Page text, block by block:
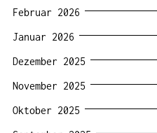
Februar 2026
Januar 2026
Dezember 2025
November 2025
Oktober 2025